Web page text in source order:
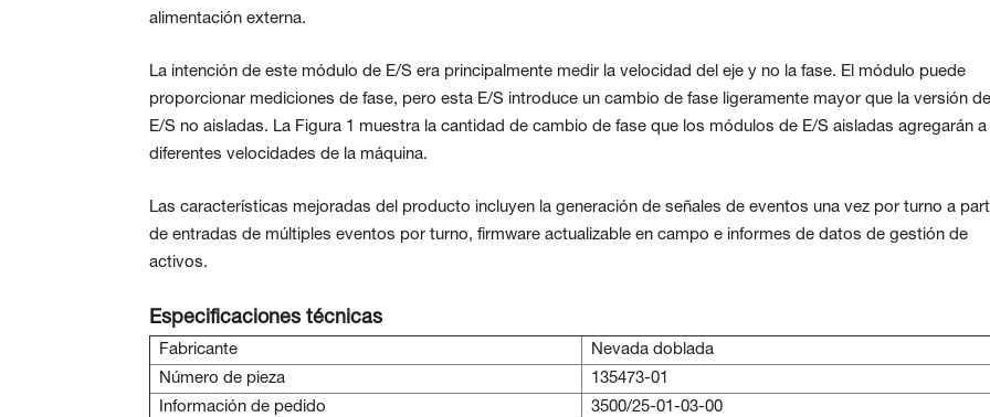
alimentación externa.
La intención de este módulo de E/S era principalmente medir la velocidad del eje y no la fase. El módulo puede
proporcionar mediciones de fase, pero esta E/S introduce un cambio de fase ligeramente mayor que la versión de
E/S no aisladas. La Figura 1 muestra la cantidad de cambio de fase que los módulos de E/S aisladas agregarán a
diferentes velocidades de la máquina.
Las características mejoradas del producto incluyen la generación de señales de eventos una vez por turno a
de entradas de múltiples eventos por turno, firmware actualizable en campo e informes de datos de gestión de
activos.
Especificaciones técnicas
Fabricante
Nevada doblada
Número de pieza
135473-01
Información de pedido
3500/25-01-03-00